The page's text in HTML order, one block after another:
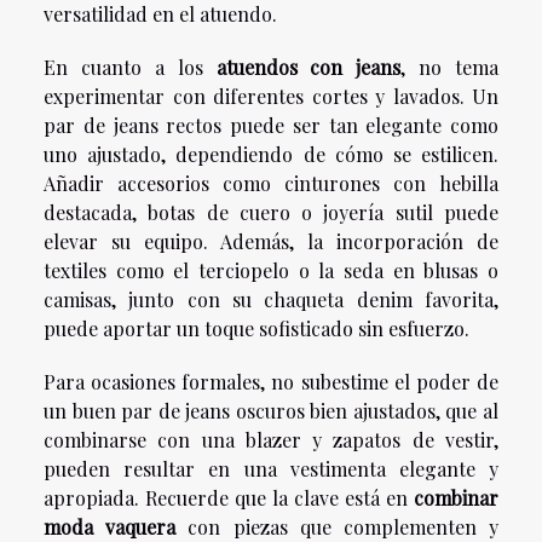
versatilidad en el atuendo.
En cuanto a los atuendos con jeans, no tema
experimentar con diferentes cortes y lavados. Un
par de jeans rectos puede ser tan elegante como
uno ajustado, dependiendo de cómo se estilicen.
Añadir accesorios como cinturones con hebilla
destacada, botas de cuero o joyería sutil puede
elevar su equipo. Además, la incorporación de
textiles como el terciopelo o la seda en blusas o
camisas, junto con su chaqueta denim favorita,
puede aportar un toque sofisticado sin esfuerzo.
Para ocasiones formales, no subestime el poder de
un buen par de jeans oscuros bien ajustados, que al
combinarse con una blazer y zapatos de vestir,
pueden resultar en una vestimenta elegante y
apropiada. Recuerde que la clave está en combinar
moda vaqueracon piezas que complementen y